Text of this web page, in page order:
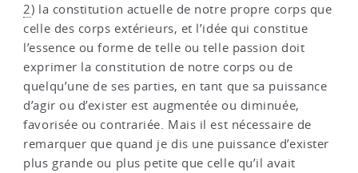
2) la constitution actuelle de notre propre corps que
celle des corps extérieurs, et l’idée qui constitue
l’essence ou forme de telle ou telle passion doit
exprimer la constitution de notre corps ou de
quelqu’une de ses parties, en tant que sa puissance
d’agir ou d’exister est augmentée ou diminuée,
favorisée ou contrariée. Mais il est nécessaire de
remarquer que quand je dis une puissance d’exister
plus grande ou plus petite que celle qu’il avait